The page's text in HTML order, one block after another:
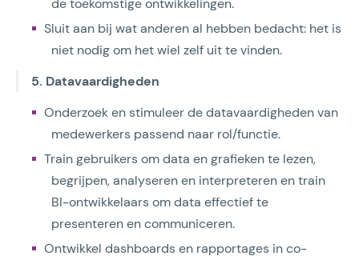
Sluit aan bij wat anderen al hebben bedacht: het is
niet nodig om het wiel zelf uit te vinden.
5. Datavaardigheden
Onderzoek en stimuleer de datavaardigheden van
medewerkers passend naar rol/functie.
Train gebruikers om data en grafieken te lezen,
begrijpen, analyseren en interpreteren en train
BI-ontwikkelaars om data effectief te
presenteren en communiceren.
Ontwikkel dashboards en rapportages in co-